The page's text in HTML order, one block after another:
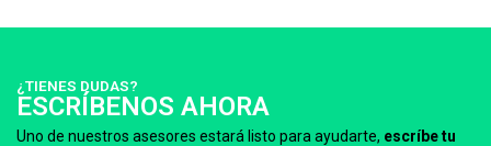
¿TIENES DUDAS?
ESCRÍBENOS AHORA
Uno de nuestros asesores estará listo para ayudarte, escríbe tu